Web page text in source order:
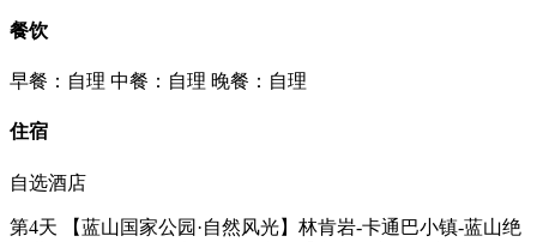
餐饮
早餐：自理 中餐：自理 晚餐：自理
住宿
自选酒店
第4天
【蓝山国家公园·自然风光】林肯岩-卡通巴小镇-蓝山绝